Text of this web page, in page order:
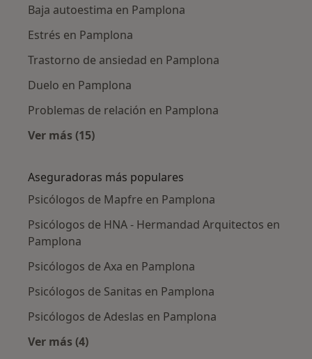
Baja autoestima en Pamplona
Estrés en Pamplona
Trastorno de ansiedad en Pamplona
Duelo en Pamplona
Problemas de relación en Pamplona
Ver más (15)
Aseguradoras más populares
Psicólogos de Mapfre en Pamplona
Psicólogos de HNA - Hermandad Arquitectos en
Pamplona
Psicólogos de Axa en Pamplona
Psicólogos de Sanitas en Pamplona
Psicólogos de Adeslas en Pamplona
Ver más (4)